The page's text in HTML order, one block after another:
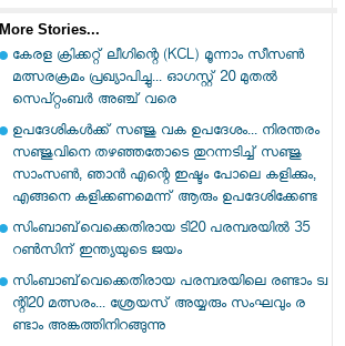
More Stories...
കേരള ക്രിക്കറ്റ് ലീഗിന്റെ (KCL) മൂന്നാം സീസൺ
മത്സരക്രമം പ്രഖ്യാപിച്ചു... ഓഗസ്റ്റ് 20 മുതൽ
സെപ്റ്റംബർ അഞ്ച് വരെ
ഉപദേശികൾക്ക് സഞ്ജു വക ഉപദേശം... നിരന്തരം
സഞ്ജുവിനെ തഴഞ്ഞതോടെ തുറന്നടിച്ച് സഞ്ജു
സാംസൺ, ഞാൻ എന്റെ ഇഷ്ടം പോലെ കളിക്കും,
എങ്ങനെ കളിക്കണമെന്ന് ആരും ഉപദേശിക്കേണ്ട
സിംബാബ്‌വെക്കെതിരായ ടി20 പരമ്പരയിൽ 35
റണ്‍സിന് ഇന്ത്യയുടെ ജയം
സിം​ബാ​ബ്​‍വെ​ക്കെ​തി​രാ​യ പ​ര​മ്പ​ര​യി​ലെ ര​ണ്ടാം ട്വ​
ന്റി20 മ​ത്സ​രം... ശ്രേ​യ​സ് അ​യ്യ​രും സം​ഘ​വും ര​
ണ്ടാം അ​ങ്ക​ത്തി​നി​റ​ങ്ങു​ന്നു